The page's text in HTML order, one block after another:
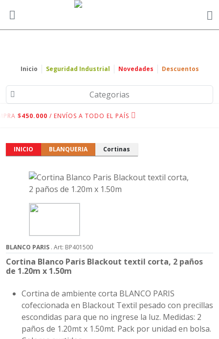
Inicio Seguridad Industrial Novedades Descuentos
Categorias
$450.000 / ENVÍOS A TODO EL PAÍS
INICIO BLANQUERIA Cortinas
BLANCO PARIS . Art: BP401500
Cortina Blanco Paris Blackout textil corta, 2 paños
de 1.20m x 1.50m
Cortina de ambiente corta BLANCO PARIS
cofeccionada en Blackout Textil pesado con precillas
escondidas para que no ingrese la luz. Medidas: 2
paños de 1.20mt x 1.50mt. Pack por unidad en bolsa.